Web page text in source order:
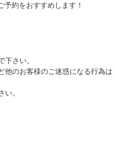
約をおすすめします！
さい。
他のお客様のご迷惑になる行為は
。